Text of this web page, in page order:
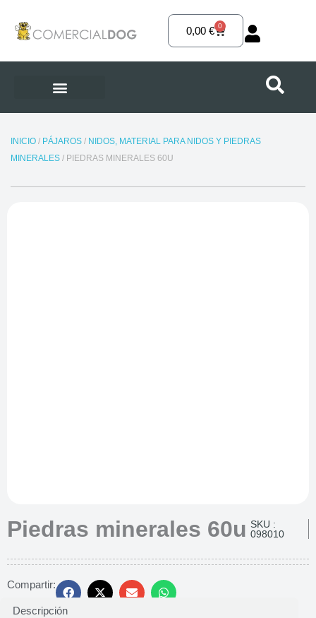
contenido
0,00€ 0
Carrito
INICIO/ PÁJAROS/ NIDOS, MATERIAL PARA NIDOS Y PIEDRAS
MINERALES/ PIEDRAS MINERALES 60U
Piedras minerales 60u SKU :
098010
Compartir:
Descripción